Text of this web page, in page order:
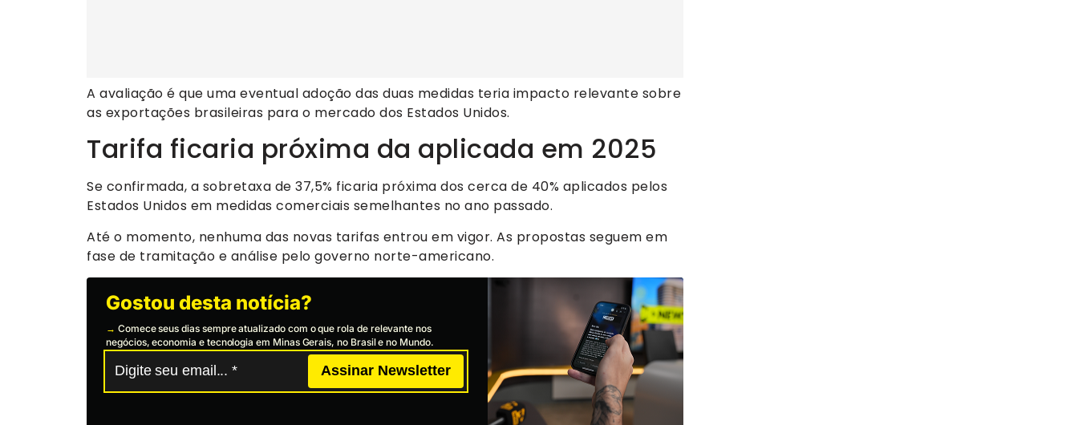
A avaliação é que uma eventual adoção das duas medidas teria impacto relevante sobre
as exportações brasileiras para o mercado dos Estados Unidos.
Tarifa ficaria próxima da aplicada em 2025
Se confirmada, a sobretaxa de 37,5% ficaria próxima dos cerca de 40% aplicados pelos
Estados Unidos em medidas comerciais semelhantes no ano passado.
Até o momento, nenhuma das novas tarifas entrou em vigor. As propostas seguem em
fase de tramitação e análise pelo governo norte-americano.
Gostou desta notícia?
→ Comece seus dias sempre atualizado com o que rola de relevante nos
negócios, economia e tecnologia em Minas Gerais, no Brasil e no Mundo.
Assinar Newsletter